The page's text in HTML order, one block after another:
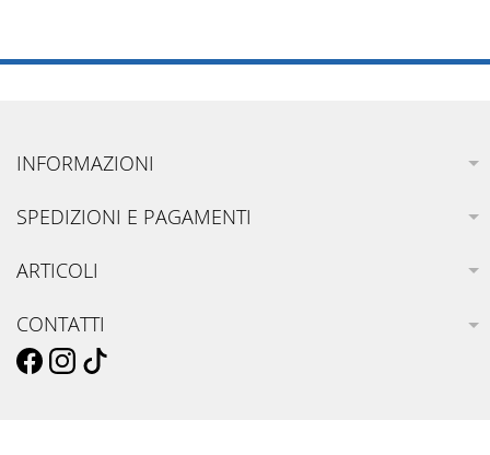
INFORMAZIONI
SPEDIZIONI E PAGAMENTI
ARTICOLI
CONTATTI